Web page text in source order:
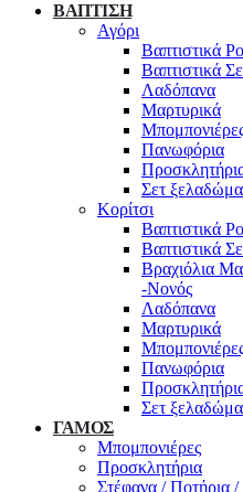
ΒΑΠΤΙΣΗ
Αγόρι
Βαπτιστικά
Βαπτιστικά
Λαδόπανα
Μαρτυρικά
Πανωφόρια
Σετ
Κορίτσι
Βαπτιστικά
Βαπτιστικά
Βραχιόλια
-Νονός
Λαδόπανα
Μαρτυρικά
Πανωφόρια
Σετ
ΓΑΜΟΣ
Μπομπονιέρες
Προσκλητήρια
Στέφανα / Ποτήρια